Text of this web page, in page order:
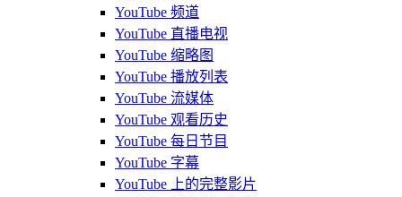
YouTube 频道
YouTube 直播电视
YouTube 缩略图
YouTube 播放列表
YouTube 流媒体
YouTube 观看历史
YouTube 每日节目
YouTube 字幕
YouTube 上的完整影片